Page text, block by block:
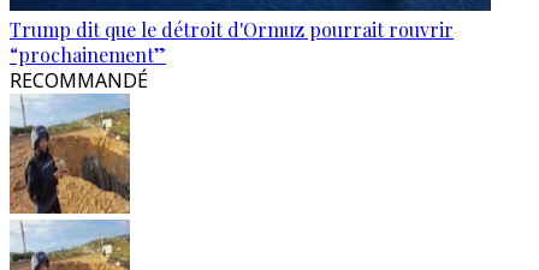
Trump dit que le détroit d'Ormuz pourrait rouvrir
“prochainement”
RECOMMANDÉ